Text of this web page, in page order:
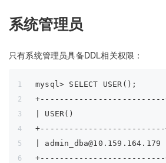
系统管理员
只有系统管理员具备DDL相关权限：
mysql> SELECT USER();
+--------------------------
| USER()                   |
+--------------------------
| admin_dba@10.159.164.179 |
+--------------------------